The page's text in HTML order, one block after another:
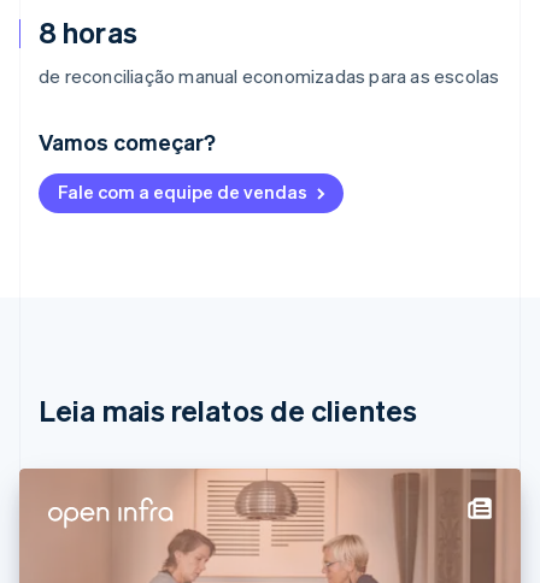
8 horas
de reconciliação manual economizadas para as escolas
Vamos começar?
Fale com a equipe de vendas
Leia mais relatos de clientes
DeutschEnglish
Austrália
Bulgária
China continental
简体中文 English